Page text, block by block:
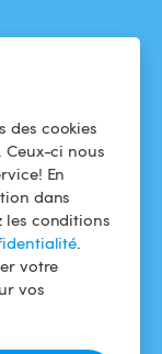
des cookies
ci nous
En
dans
les conditions
.
votre
vos
Conditions
d'utilisation
Politique de
confidentialité
Mentions légales